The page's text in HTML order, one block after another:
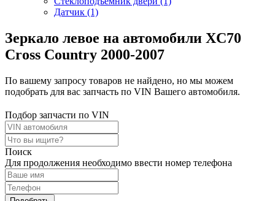
Датчик (1)
Зеркало левое на автомобили XC70
Cross Country 2000-2007
По вашему запросу товаров не найдено, но мы можем
подобрать для вас запчасть по VIN Вашего автомобиля.
Подбор запчасти по VIN
Поиск
Для продолжения необходимо ввести номер телефона